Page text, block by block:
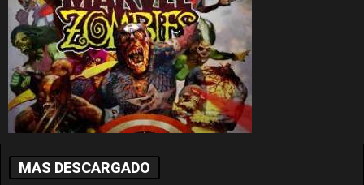
MAS DESCARGADO